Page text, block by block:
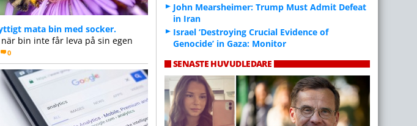
John Mearsheimer: Trump Must Admit Defeat
in Iran
Israel ‘Destroying Crucial Evidence of
Genocide’ in Gaza: Monitor
SENASTE HUVUDLEDARE
mata bin med socker.
bin inte får leva på sin egen
0